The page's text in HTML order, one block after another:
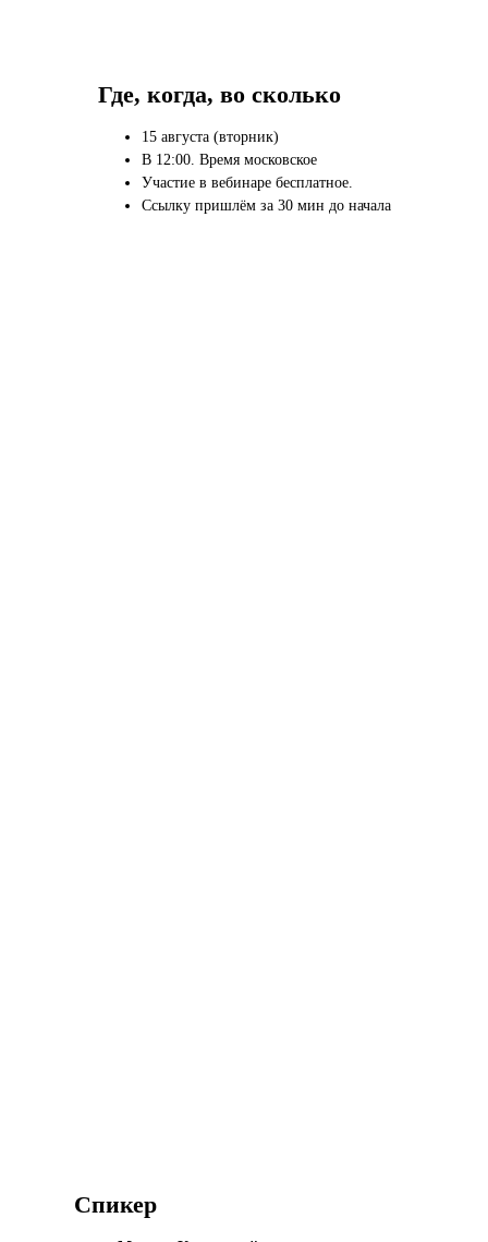
Где, когда, во сколько
15 августа (вторник)
В 12:00. Время московское
Участие в вебинаре бесплатное.
Ссылку пришлём за 30 мин до начала
Спикер